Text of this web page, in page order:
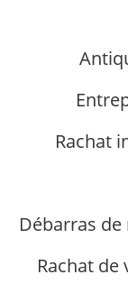
Rachat
Débarras
Rachat de